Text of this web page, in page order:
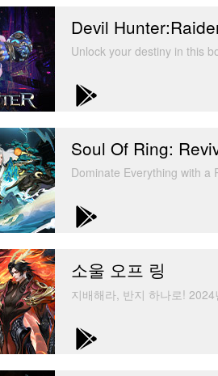
Devil
Unlock your destiny in this
Soul Of Ring:
Dominate Everything with a
소울 오프 링
지배해라, 반지 하나로!